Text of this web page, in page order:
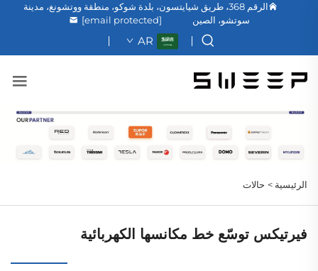
الرقم 368، طريق شيايتسون، بلدة شوكو، منطقة ووتشونغ، مدينة
سوتشو، الصين
[email protected]
AR
الرئيسية > حالات
فيرتيكس توسّع خط مكانسها الكهربائية